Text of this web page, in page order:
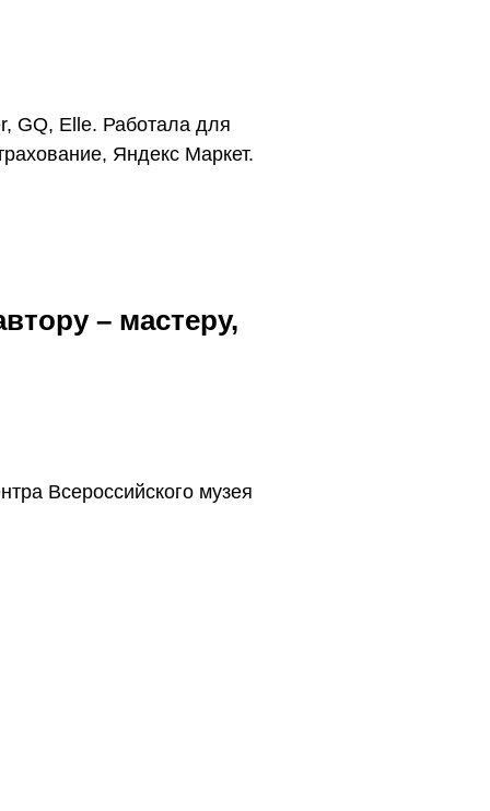
GQ, Elle. Работала для
Яндекс Маркет.
– мастеру,
Всероссийского музея